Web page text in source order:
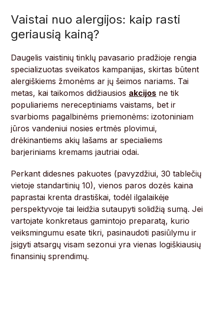
Vaistai nuo alergijos: kaip rasti
geriausią kainą?
Daugelis vaistinių tinklų pavasario pradžioje rengia
specializuotas sveikatos kampanijas, skirtas būtent
alergiškiems žmonėms ar jų šeimos nariams. Tai
metas, kai taikomos didžiausios akcijos ne tik
populiariems nereceptiniams vaistams, bet ir
svarbioms pagalbinėms priemonėms: izotoniniam
jūros vandeniui nosies ertmės plovimui,
drėkinantiems akių lašams ar specialiems
barjeriniams kremams jautriai odai.
Perkant didesnes pakuotes (pavyzdžiui, 30 tablečių
vietoje standartinių 10), vienos paros dozės kaina
paprastai krenta drastiškai, todėl ilgalaikėje
perspektyvoje tai leidžia sutaupyti solidžią sumą. Jei
vartojate konkretaus gamintojo preparatą, kurio
veiksmingumu esate tikri, pasinaudoti pasiūlymu ir
įsigyti atsargų visam sezonui yra vienas logiškiausių
finansinių sprendimų.